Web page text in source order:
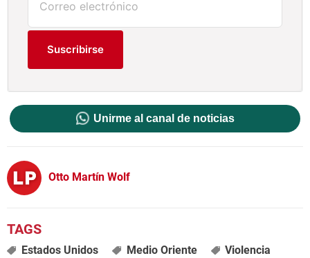
Suscribirse
Unirme al canal de noticias
Otto Martín Wolf
Estados Unidos Medio Oriente Violencia